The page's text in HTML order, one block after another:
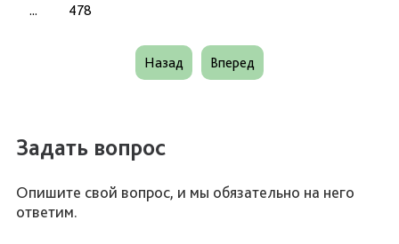
... 478
Назад Вперед
Задать вопрос
Опишите свой вопрос, и мы обязательно на него
ответим.